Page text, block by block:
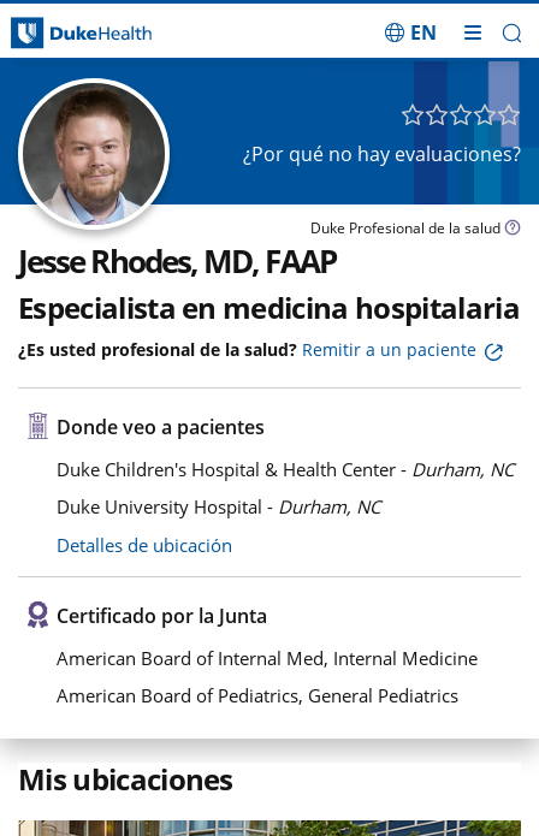
EN
¿Por qué no hay evaluaciones?
Duke Profesional de la salud
Jesse Rhodes, MD, FAAP
Especialista en medicina hospitalaria
¿Es usted profesional de la salud? Remitir a un paciente
Donde veo a pacientes
Duke Children's Hospital & Health Center - Durham, NC
Duke University Hospital - Durham, NC
Detalles de ubicación
Certificado por la Junta
American Board of Internal Med, Internal Medicine
American Board of Pediatrics, General Pediatrics
Mis ubicaciones